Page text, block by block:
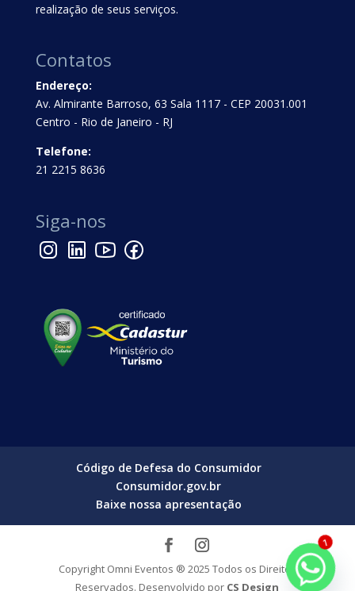
realização de seus serviços.
Contatos
Endereço:
Av. Almirante Barroso, 63 Sala 1117 - CEP 20031.001
Centro - Rio de Janeiro - RJ
Telefone:
21 2215 8636
Siga-nos
Código de Defesa do Consumidor
Consumidor.gov.br
Baixe nossa apresentação
Copyright Omni Eventos ® 2025 Todos os Direitos
Reservados. Desenvolvido por CS Design
1